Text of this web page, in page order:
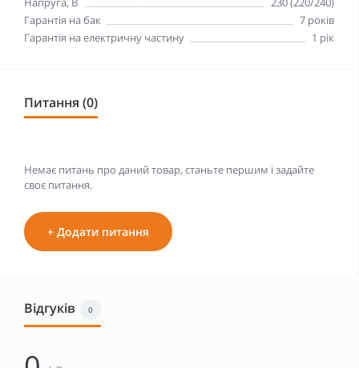
Гарантія на бак
7 років
Гарантія на електричну частину
1 рік
Питання (0)
Немає питань про даний товар, станьте першим і задайте
своє питання.
+ Додати питання
Відгуків 0